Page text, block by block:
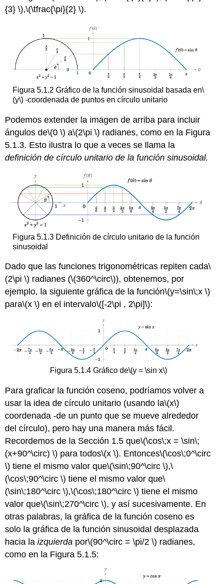
{3} \),\(\tfrac{\pi}{2} \).
Figura 5.1.2 Gráfico de la función sinusoidal basada en\
(y\)-coordenada de puntos en círculo unitario
Podemos extender la imagen de arriba para incluir
ángulos de\(0 \) a\(2\pi \) radianes, como en la Figura
5.1.3. Esto ilustra lo que a veces se llama la
definición de círculo unitario de la función sinusoidal.
Figura 5.1.3 Definición de círculo unitario de la función
sinusoidal
Dado que las funciones trigonométricas repiten cada\
(2\pi \) radianes (\(360^\circ\)), obtenemos, por
ejemplo, la siguiente gráfica de la función\(y=\sin\;x \)
para\(x \) en el intervalo\([-2\pi , 2\pi]\):
Figura 5.1.4 Gráfico de\(y = \sin x\)
Para graficar la función coseno, podríamos volver a
usar la idea de círculo unitario (usando la\(x\)
coordenada -de un punto que se mueve alrededor
del círculo), pero hay una manera más fácil.
Recordemos de la Sección 1.5 que\(\cos\;x = \sin\;
(x+90^\circ) \) para todos\(x \). Entonces\(\cos\;0^\circ
\) tiene el mismo valor que\(\sin\;90^\circ \),\
(\cos\;90^\circ \) tiene el mismo valor que\
(\sin\;180^\circ \),\(\cos\;180^\circ \) tiene el mismo
valor que\(\sin\;270^\circ \), y así sucesivamente. En
otras palabras, la gráfica de la función coseno es
solo la gráfica de la función sinusoidal desplazada
hacia laizquierda por\(90^\circ = \pi/2 \) radianes,
como en la Figura 5.1.5: